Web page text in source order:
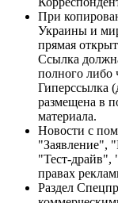
При
Украины и
прямая
Ссылка
полного либо
Гиперссылка
размещена в
материала.
Новости с
"Заявление",
"Тест-
правах
Раздел